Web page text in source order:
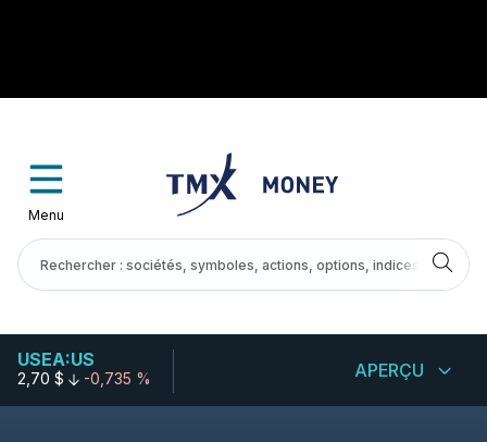
Menu
USEA:US
2,70 $ -0,735 % APERÇU